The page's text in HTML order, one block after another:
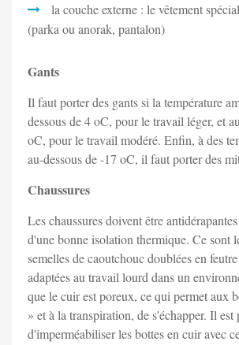
la couche externe : le vêtement
(parka ou anorak, pantalon)
Gants
Il faut porter des gants si la température
dessous de 4 oC, pour le travail léger, et
oC, pour le travail modéré. Enfin, à des
au-dessous de -17 oC, il faut porter des
Chaussures
Les chaussures doivent être
d'une bonne isolation thermique. Ce sont
semelles de caoutchouc doublées en
adaptées au travail lourd dans un
que le cuir est poreux, ce qui permet aux
» et à la transpiration, de s'échapper. Il est
d'imperméabiliser les bottes en cuir avec